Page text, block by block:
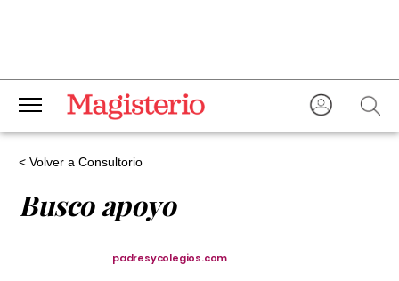
< Volver a Consultorio
Busco apoyo
padresycolegios.com